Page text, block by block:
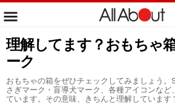
理解してます？おもちゃ
ーク
おもちゃの箱をぜひチェックしてみましょう。
さぎマーク・盲導犬マーク、各種アイコンなど
ています。その意味、きちんと理解しています